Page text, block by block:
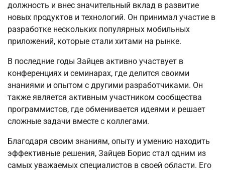
должность и внес значительный вклад в развитие
новых продуктов и технологий. Он принимал участие в
разработке нескольких популярных мобильных
приложений, которые стали хитами на рынке.
В последние годы Зайцев активно участвует в
конференциях и семинарах, где делится своими
знаниями и опытом с другими разработчиками. Он
также является активным участником сообщества
программистов, где обменивается идеями и решает
сложные задачи вместе с коллегами.
Благодаря своим знаниям, опыту и умению находить
эффективные решения, Зайцев Борис стал одним из
самых уважаемых специалистов в своей области. Его